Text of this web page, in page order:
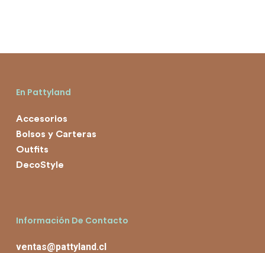
En Pattyland
Accesorios
Bolsos y Carteras
Outfits
DecoStyle
Información De Contacto
ventas@pattyland.cl